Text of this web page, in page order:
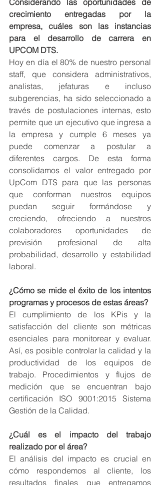
Considerando las oportunidades de
crecimiento entregadas por la
empresa, cuáles son las instancias
para el desarrollo de carrera en
UPCOM DTS.
Hoy en día el 80% de nuestro personal
staff, que considera administrativos,
analistas, jefaturas e incluso
subgerencias, ha sido seleccionado a
través de postulaciones internas, esto
permite que un ejecutivo que ingresa a
la empresa y cumple 6 meses ya
puede comenzar a postular a
diferentes cargos. De esta forma
consolidamos el valor entregado por
UpCom DTS para que las personas
que conforman nuestros equipos
puedan seguir formándose y
creciendo, ofreciendo a nuestros
colaboradores oportunidades de
previsión profesional de alta
probabilidad, desarrollo y estabilidad
laboral.
¿Cómo se mide el éxito de los intentos
programas y procesos de estas áreas?
El cumplimiento de los KPis y la
satisfacción del cliente son métricas
esenciales para monitorear y evaluar.
Así, es posible controlar la calidad y la
productividad de los equipos de
trabajo. Procedimientos y flujos de
medición que se encuentran bajo
certificación ISO 9001:2015 Sistema
Gestión de la Calidad.
¿Cuál es el impacto del trabajo
realizado por el área?
El análisis del impacto es crucial en
cómo respondemos al cliente, los
resultados finales que entregamos